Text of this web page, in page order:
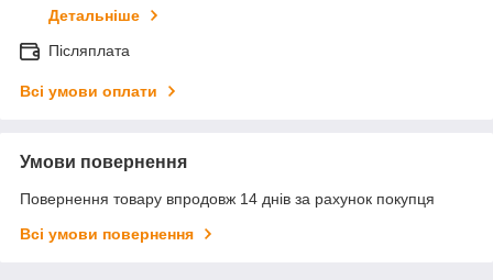
Детальніше
Післяплата
Всі умови оплати
Умови повернення
Повернення товару впродовж 14 днів за рахунок покупця
Всі умови повернення